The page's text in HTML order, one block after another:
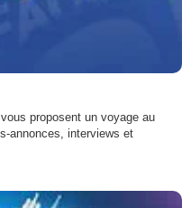
proposent un voyage au
annonces, interviews et